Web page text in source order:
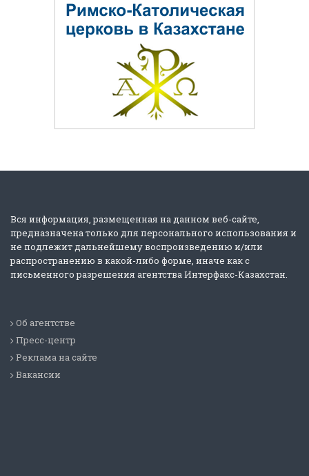
Вся информация, размещенная на данном веб-сайте,
предназначена только для персонального использования и
не подлежит дальнейшему воспроизведению и/или
распространению в какой-либо форме, иначе как с
письменного разрешения агентства Интерфакс-Казахстан.
Об агентстве
Пресс-центр
Реклама на сайте
Вакансии